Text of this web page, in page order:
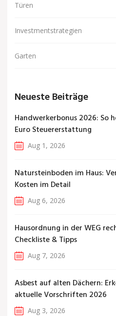
Türen
Investmentstrategien
Garten
Neueste Beiträge
Handwerkerbonus 2026: So
Euro Steuererstattung
Aug 1, 2026
Natursteinboden im Haus:
Kosten im Detail
Aug 6, 2026
Hausordnung in der WEG
Checkliste & Tipps
Aug 7, 2026
Asbest auf alten Dächern:
aktuelle Vorschriften 2026
Aug 3, 2026